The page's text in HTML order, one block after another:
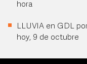
hora
LLUVIA en GDL
hoy, 9 de octubre